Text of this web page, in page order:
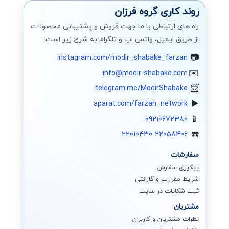
سیتریکس
هایپروی
EMC Storage
آی پی IPV6
کریو
نتورک پلاس
سخت افزار +A
Cloud Computing
برنامه نویسی
روند کاری گروه فرزان
راه های ارتباطی با ما جهت فروش و پشتیبانی محصولات
از طریق ایمیل، واتس اپ و تلگرام به شرح زیر است:
instagram.com/modir_shabake_farzan
info@modir-shabake.com
telegram.me/ModirShabake
aparat.com/farzan_network
09210672380
22010430-22058406
سفارشات
پیگیری سفارش
شرایط مقررات و گارانتی
ثبت شکایات در سایت
مشتریان
نظرات مشتریان و کاربران